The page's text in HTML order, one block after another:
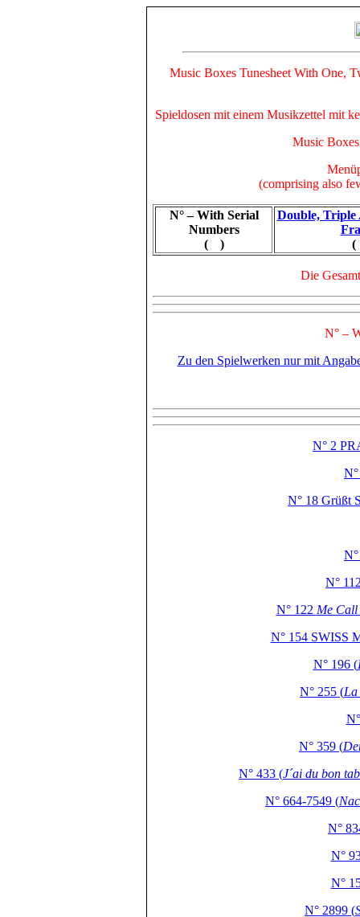
Music Boxes Tunesheet With One,
Spieldosen mit einem Musikzettel mit
Music
(comprising also
N° – With Serial
Numbers
(
)
Double, Triple
(
Die
N° –
Zu den Spielwerken nur mit
N° 2
N° 18 Grüßt
N°
N° 122 Me Call
N° 154 SWISS
N° 196 (
N° 255 (La
N° 359 (
N° 433 (J´ai du bon
N° 664-7549 (
N°
N°
N°
N° 2899 (